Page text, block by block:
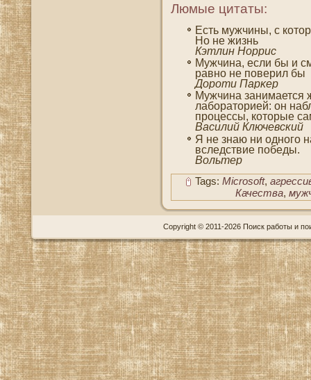
Люмые цитаты:
Есть мужчины, с
Но не жизнь
Кэтлин Норрис
Мужчина, если бы и
равно не поверил бы
Дороти Парκер
Мужчина занимается
лабораторией: он
процессы, которые
Василий Ключевский
Я не знаю ни одногο
вследствие победы.
Вольтер
Tags: Microsoft,
Качества,
Copyright © 2011-2026 Поиск работы и